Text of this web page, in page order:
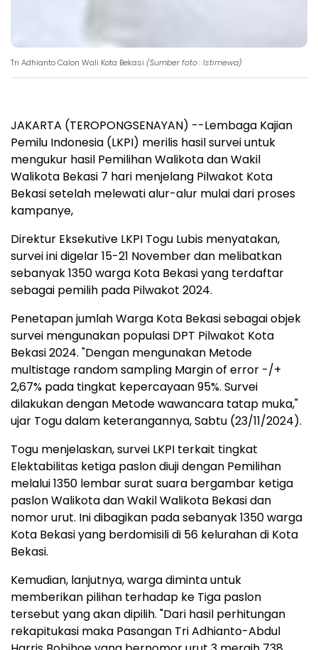
Tri Adhianto Calon Wali Kota Bekasi (Sumber foto : Istimewa)
JAKARTA (TEROPONGSENAYAN) --Lembaga Kajian
Pemilu Indonesia (LKPI) merilis hasil survei untuk
mengukur hasil Pemilihan Walikota dan Wakil
Walikota Bekasi 7 hari menjelang Pilwakot Kota
Bekasi setelah melewati alur-alur mulai dari proses
kampanye,
Direktur Eksekutive LKPI Togu Lubis menyatakan,
survei ini digelar 15-21 November dan melibatkan
sebanyak 1350 warga Kota Bekasi yang terdaftar
sebagai pemilih pada Pilwakot 2024.
Penetapan jumlah Warga Kota Bekasi sebagai objek
survei mengunakan populasi DPT Pilwakot Kota
Bekasi 2024. "Dengan mengunakan Metode
multistage random sampling Margin of error -/+
2,67% pada tingkat kepercayaan 95%. Survei
dilakukan dengan Metode wawancara tatap muka,"
ujar Togu dalam keterangannya, Sabtu (23/11/2024).
Togu menjelaskan, survei LKPI terkait tingkat
Elektabilitas ketiga paslon diuji dengan Pemilihan
melalui 1350 lembar surat suara bergambar ketiga
paslon Walikota dan Wakil Walikota Bekasi dan
nomor urut. Ini dibagikan pada sebanyak 1350 warga
Kota Bekasi yang berdomisili di 56 kelurahan di Kota
Bekasi.
Kemudian, lanjutnya, warga diminta untuk
memberikan pilihan terhadap ke Tiga paslon
tersebut yang akan dipilih. "Dari hasil perhitungan
rekapitukasi maka Pasangan Tri Adhianto-Abdul